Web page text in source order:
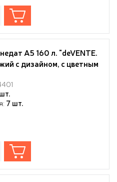
А5 160 л. "deVENTE.
с дизайном, с цветным
из искусственной
цветная печать,
закругленные
в термоусадочной
7 шт.